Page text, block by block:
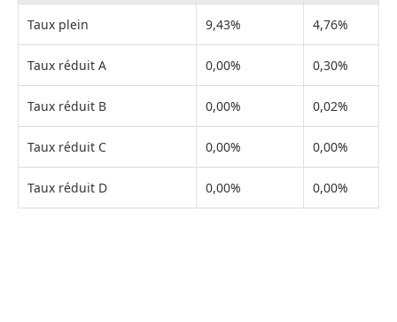
Taux plein 9,43% 4,76%
Taux réduit A 0,00% 0,30%
Taux réduit B 0,00% 0,02%
Taux réduit C 0,00% 0,00%
Taux réduit D 0,00% 0,00%